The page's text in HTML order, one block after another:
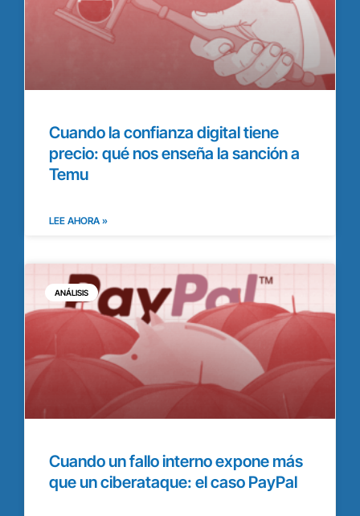
Cuando la confianza digital tiene
precio: qué nos enseña la sanción a
Temu
LEE AHORA »
ANÁLISIS
Cuando un fallo interno expone más
que un ciberataque: el caso PayPal